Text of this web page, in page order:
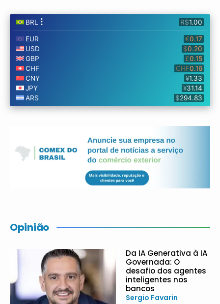
Opinião
Da IA Generativa à IA
Governada: O
desafio dos agentes
inteligentes nos
bancos
Sergio Favarin